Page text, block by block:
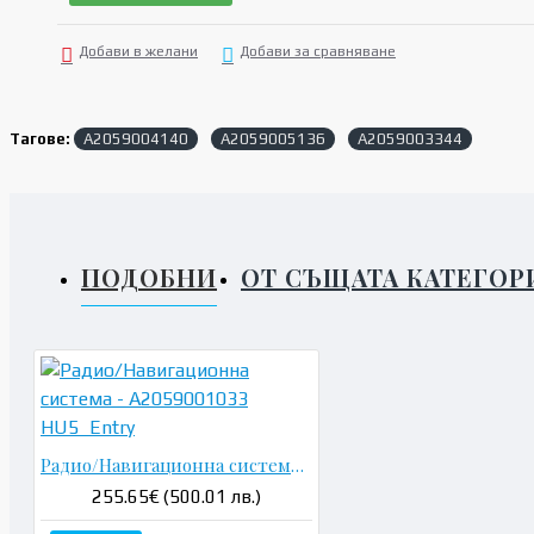
Добави в желани Добави за сравняване
Тагове: A2059004140 A2059005136 A2059003344
ПОДОБНИ ОТ СЪЩАТА
Радио/Навигационна система - A2059001033 HU5_Entry
255.65€ (500.01 лв.)